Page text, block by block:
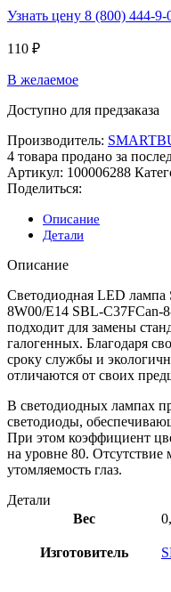
Узнать цену 8 (800) 444-9-
110 ₽
В желаемое
Доступно для предзаказа
Производитель:
4 товара продано за
Артикул: 100006288
Поделиться:
Описание
Детали
Описание
Светодиодная LED лампа
8W00/E14 SBL-C37FCan-
подходит для замены
галогенных. Благодаря
сроку службы и
отличаются от своих
В светодиодных лампах
светодиоды,
При этом коэффициент
на уровне 80.
утомляемость глаз.
Детали
Вес
Изготовитель